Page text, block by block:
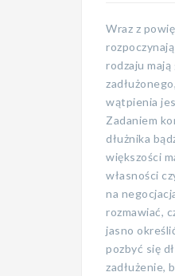
Wraz z
rodzaju
wątpienia
Zadaniem
dłużnika
większości
własności
na
rozmawiać,
jasno
pozbyć się
zadłużenie,